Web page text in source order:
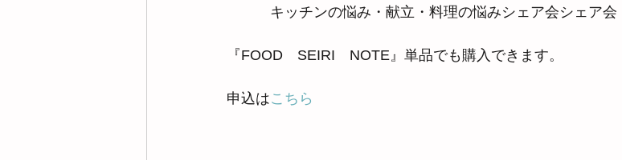
キッチンの悩み・献立・料理の悩みシェア会シェア会
『FOOD　SEIRI　NOTE』単品でも購入できます。
申込はこちら